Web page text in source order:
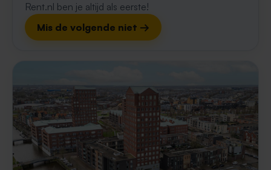
Rent.nl ben je altijd als eerste!
Mis de volgende niet →